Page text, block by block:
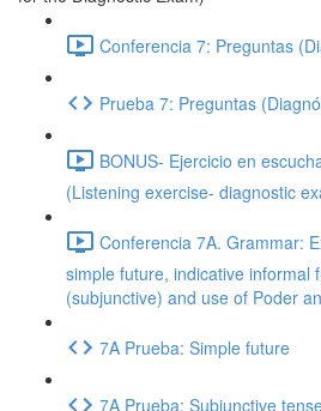
Conferencia 7: Preguntas
Prueba 7: Preguntas
BONUS- Ejercicio en
(Listening exercise- diagnostic
Conferencia 7A. Grammar:
simple future, indicative informal
(subjunctive) and use of Poder
7A Prueba: Simple future
7A Prueba: Subjunctive